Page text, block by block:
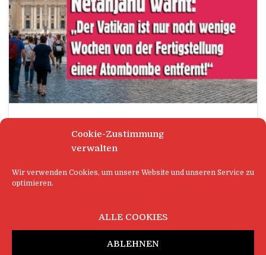
Cookie-Zustimmung
verwalten
Wir verwenden Cookies, um unsere Website und unseren Service zu
optimieren.
ALLE COOKIES
ABLEHNEN
Netanjahu warnt: „Der Vatikan ist
Fertigstellung einer Atombombe
entfernt!“
dramatischen Fernsehansprache, die weltweit für
spontane Gebetsausbrüche sorgte, hat der
israelische Premierminister Benjamin Netanjahu